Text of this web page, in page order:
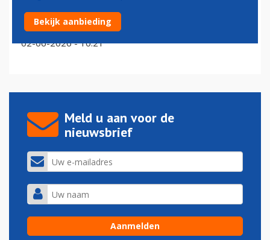
Voormalig KLM-topman Camiel Eurlings viert
jubileumfeestje mee op Bonaire
02-06-2026 - 10:21
Meld u aan voor de
nieuwsbrief
Bekijk aanbieding